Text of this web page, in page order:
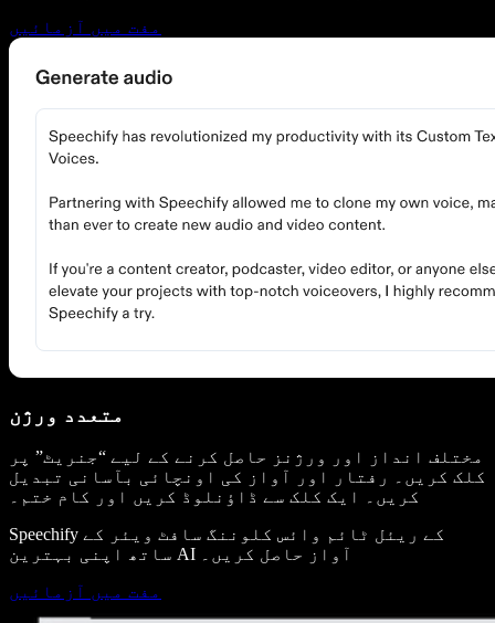
مفت میں آزمائیں
متعدد ورژن
مختلف انداز اور ورژنز حاصل کرنے کے لیے “جنریٹ” پر
کلک کریں۔ رفتار اور آواز کی اونچائی بآسانی تبدیل
کریں۔ ایک کلک سے ڈاؤنلوڈ کریں اور کام ختم۔
Speechify کے ریئل ٹائم وائس کلوننگ سافٹ ویئر کے
ساتھ اپنی بہترین AI آواز حاصل کریں۔
مفت میں آزمائیں